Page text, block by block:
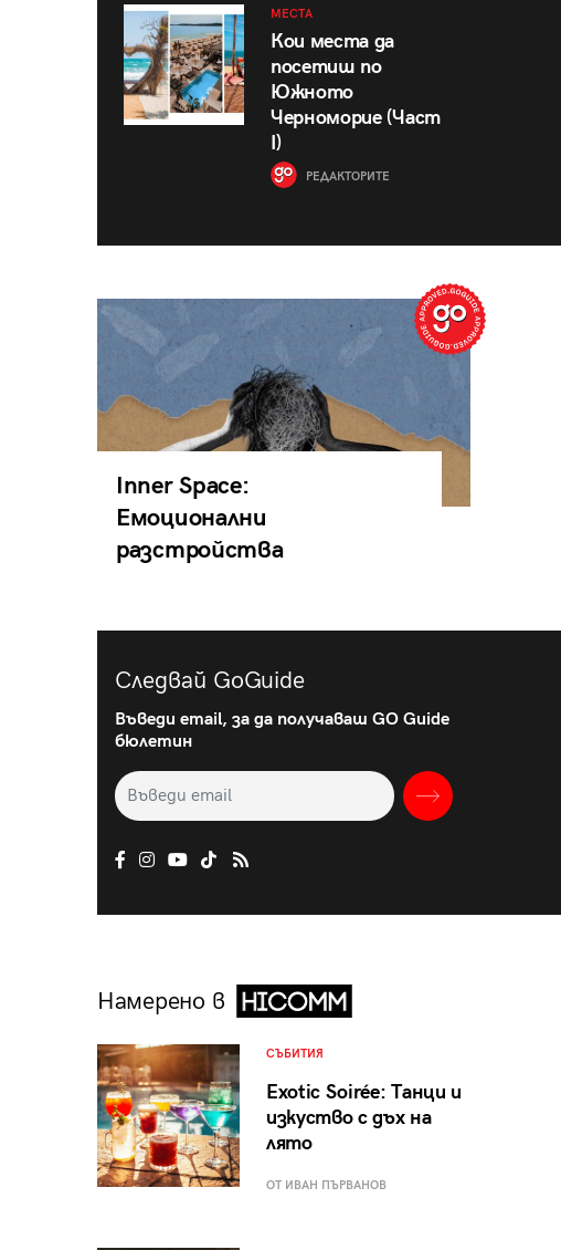
МЕСТА
Кои места да
посетиш по
Южното
Черноморие (Част
I)
РЕДАКТОРИТЕ
Inner Space:
Емоционални
разстройства
Следвай GoGuide
Въведи email, за да получаваш GO Guide
бюлетин
Намерено в
СЪБИТИЯ
Exotic Soirée: Танци и
изкуство с дъх на
лято
ОТ ИВАН ПЪРВАНОВ